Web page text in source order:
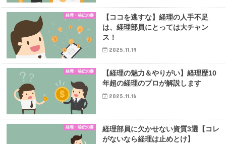
経理・秘伝の書
【ココを逃すな】経理の人手不足
は、経理部員にとっては大チャン
ス！
2025.11.19
経理・秘伝の書
【経理の魅力＆やりがい】経理歴10
年超の経理のプロが解説します
2025.11.16
経理・秘伝の書
経理部員に欠かせない資質3選【コレ
がないなら経理は止めとけ】